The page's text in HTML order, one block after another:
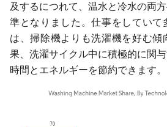
及するにつれて、温水と冷水の両
準となりました。仕事をしていて
は、掃除機よりも洗濯機を好む傾
果、洗濯サイクル中に積極的に関与
時間とエネルギーを節約できます。